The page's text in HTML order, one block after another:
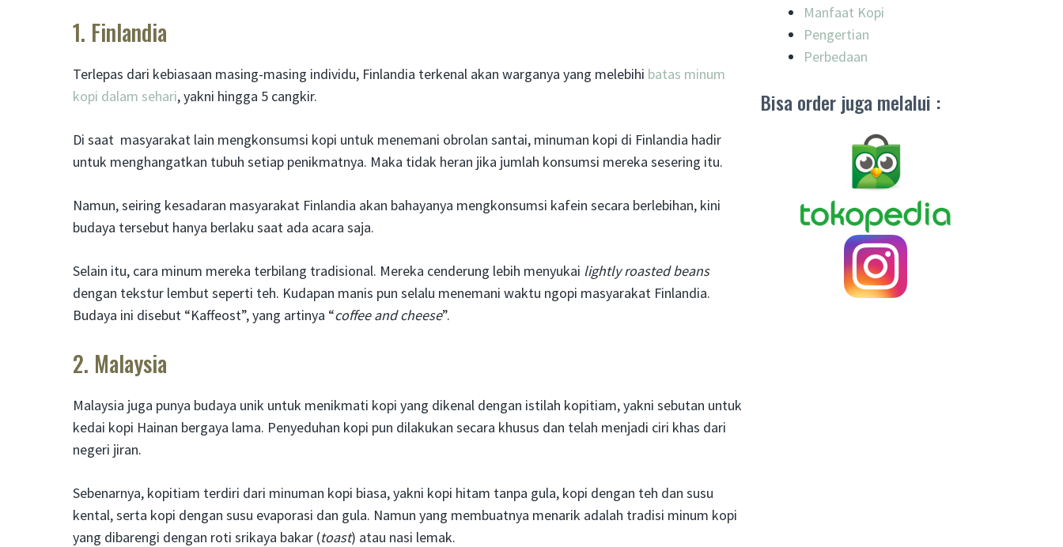
1. Finlandia
Terlepas dari kebiasaan masing-masing individu, Finlandia terkenal akan warganya yang melebihi batas minum
kopi dalam sehari, yakni hingga 5 cangkir.
Di saat masyarakat lain mengkonsumsi kopi untuk menemani obrolan santai, minuman kopi di Finlandia hadir
untuk menghangatkan tubuh setiap penikmatnya. Maka tidak heran jika jumlah konsumsi mereka sesering itu.
Namun, seiring kesadaran masyarakat Finlandia akan bahayanya mengkonsumsi kafein secara berlebihan, kini
budaya tersebut hanya berlaku saat ada acara saja.
Selain itu, cara minum mereka terbilang tradisional. Mereka cenderung lebih menyukai lightly roasted beans
dengan tekstur lembut seperti teh. Kudapan manis pun selalu menemani waktu ngopi masyarakat Finlandia.
Budaya ini disebut “Kaffeost”, yang artinya “coffee and cheese”.
2. Malaysia
Malaysia juga punya budaya unik untuk menikmati kopi yang dikenal dengan istilah kopitiam, yakni sebutan untuk
kedai kopi Hainan bergaya lama. Penyeduhan kopi pun dilakukan secara khusus dan telah menjadi ciri khas dari
negeri jiran.
Sebenarnya, kopitiam terdiri dari minuman kopi biasa, yakni kopi hitam tanpa gula, kopi dengan teh dan susu
kental, serta kopi dengan susu evaporasi dan gula. Namun yang membuatnya menarik adalah tradisi minum kopi
yang dibarengi dengan roti srikaya bakar (toast) atau nasi lemak.
Manfaat Kopi
Pengertian
Perbedaan
Bisa order juga melalui :